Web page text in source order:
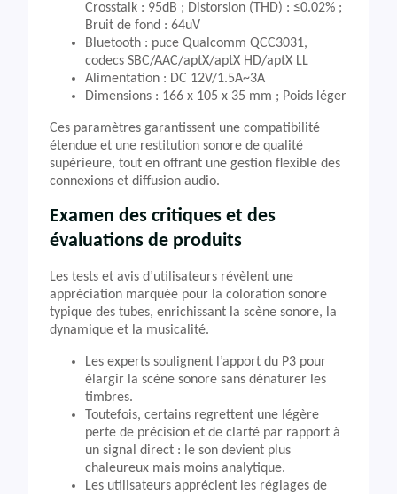
Crosstalk : 95dB ; Distorsion (THD) : ≤0.02% ;
Bruit de fond : 64uV
Bluetooth : puce Qualcomm QCC3031,
codecs SBC/AAC/aptX/aptX HD/aptX LL
Alimentation : DC 12V/1.5A~3A
Dimensions : 166 x 105 x 35 mm ; Poids léger
Ces paramètres garantissent une compatibilité
étendue et une restitution sonore de qualité
supérieure, tout en offrant une gestion flexible des
connexions et diffusion audio.
Examen des critiques et des
évaluations de produits
Les tests et avis d’utilisateurs révèlent une
appréciation marquée pour la coloration sonore
typique des tubes, enrichissant la scène sonore, la
dynamique et la musicalité.
Les experts soulignent l’apport du P3 pour
élargir la scène sonore sans dénaturer les
timbres.
Toutefois, certains regrettent une légère
perte de précision et de clarté par rapport à
un signal direct : le son devient plus
chaleureux mais moins analytique.
Les utilisateurs apprécient les réglages de